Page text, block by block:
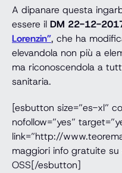
A dipanare questa
essere il DM 22-12-
Lorenzin”, che ha
elevandola non più a
ma riconoscendola a
sanitaria.
[esbutton size=”es-xl”
nofollow=”yes”
link=”http://
maggiori info gratuite
OSS[/esbutton]